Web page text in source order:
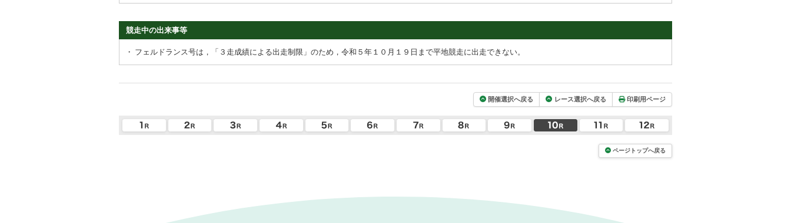
競走中の出来事等
・ フェルドランス号は，「３走成績による出走制限」のため，令和５年１０月１９日まで平地競走に出走できない。
開催選択へ戻る レース選択へ戻る 印刷用ページ
ページトップへ戻る